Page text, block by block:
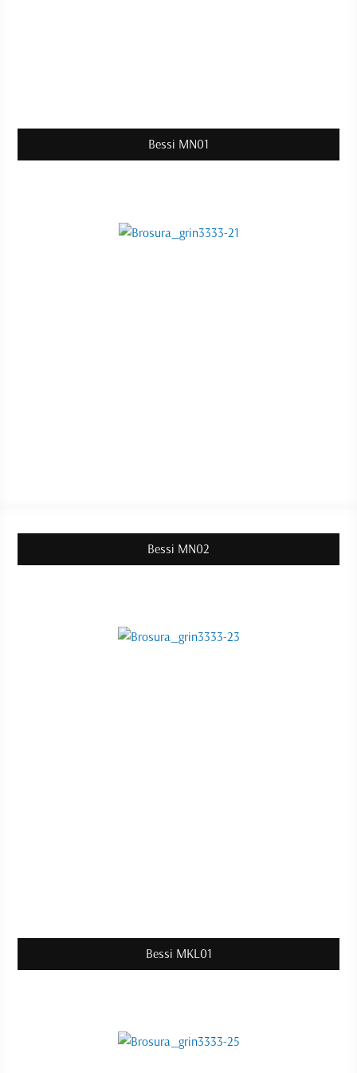
Bessi MN01
Bessi MN02
Bessi MKL01